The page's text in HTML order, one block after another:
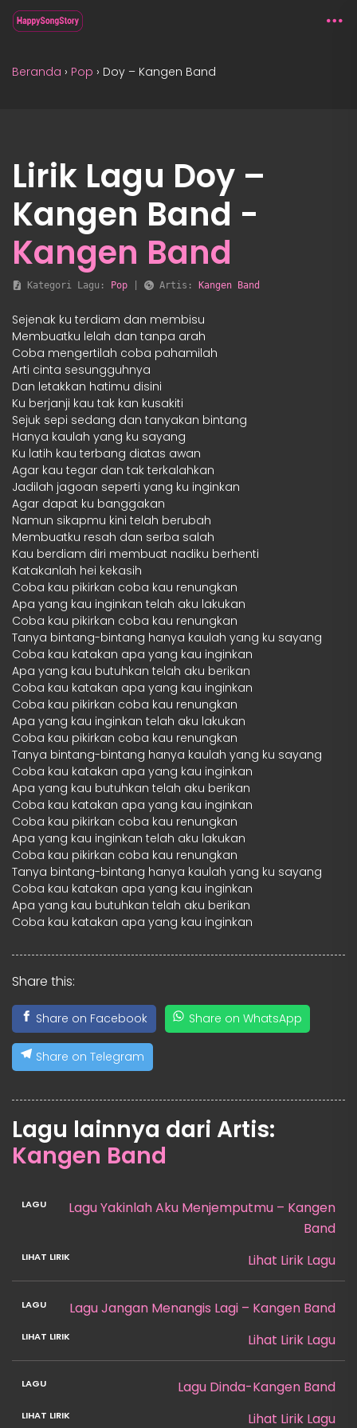
Beranda › Pop › Doy – Kangen Band
Lirik Lagu Doy –
Kangen Band -
Kangen Band
Kategori Lagu: Pop Artis: Kangen Band
Sejenak ku terdiam dan membisu
Membuatku lelah dan tanpa arah
Coba mengertilah coba pahamilah
Arti cinta sesungguhnya
Dan letakkan hatimu disini
Ku berjanji kau tak kan kusakiti
Sejuk sepi sedang dan tanyakan bintang
Hanya kaulah yang ku sayang
Ku latih kau terbang diatas awan
Agar kau tegar dan tak terkalahkan
Jadilah jagoan seperti yang ku inginkan
Agar dapat ku banggakan
Namun sikapmu kini telah berubah
Membuatku resah dan serba salah
Kau berdiam diri membuat nadiku berhenti
Katakanlah hei kekasih
Coba kau pikirkan coba kau renungkan
Apa yang kau inginkan telah aku lakukan
Coba kau pikirkan coba kau renungkan
Tanya bintang-bintang hanya kaulah yang ku sayang
Coba kau katakan apa yang kau inginkan
Apa yang kau butuhkan telah aku berikan
Coba kau katakan apa yang kau inginkan
Coba kau pikirkan coba kau renungkan
Apa yang kau inginkan telah aku lakukan
Coba kau pikirkan coba kau renungkan
Tanya bintang-bintang hanya kaulah yang ku sayang
Coba kau katakan apa yang kau inginkan
Apa yang kau butuhkan telah aku berikan
Coba kau katakan apa yang kau inginkan
Coba kau pikirkan coba kau renungkan
Apa yang kau inginkan telah aku lakukan
Coba kau pikirkan coba kau renungkan
Tanya bintang-bintang hanya kaulah yang ku sayang
Coba kau katakan apa yang kau inginkan
Apa yang kau butuhkan telah aku berikan
Coba kau katakan apa yang kau inginkan
Share this:
Share on Facebook Share on WhatsApp
Share on Telegram
Lagu lainnya dari Artis:
Kangen Band
Lagu Yakinlah Aku Menjemputmu – Kangen
Band
Lihat Lirik Lagu
Lagu Jangan Menangis Lagi – Kangen Band
Lihat Lirik Lagu
Lagu Dinda-Kangen Band
Lihat Lirik Lagu